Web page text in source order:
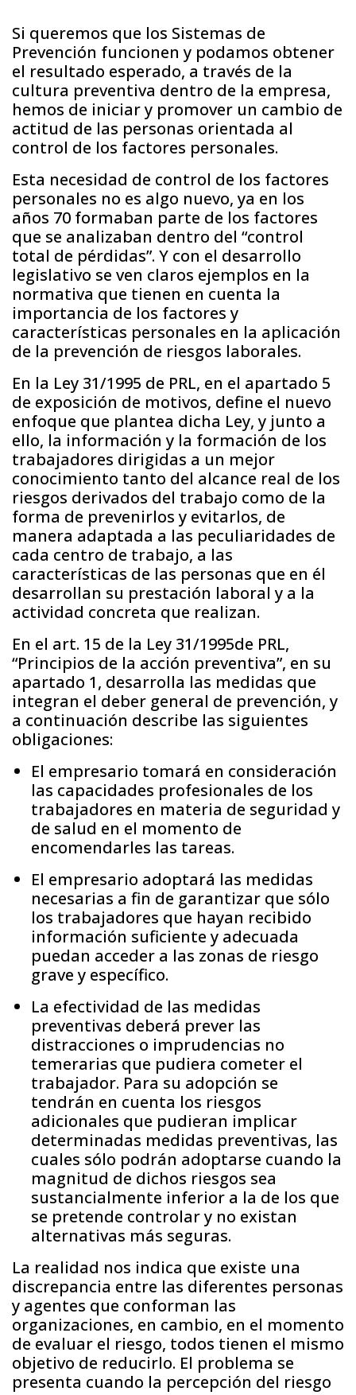
Si queremos que los Sistemas de
Prevención funcionen y podamos obtener
el resultado esperado, a través de la
cultura preventiva dentro de la empresa,
hemos de iniciar y promover un cambio de
actitud de las personas orientada al
control de los factores personales.
Esta necesidad de control de los factores
personales no es algo nuevo, ya en los
años 70 formaban parte de los factores
que se analizaban dentro del “control
total de pérdidas”. Y con el desarrollo
legislativo se ven claros ejemplos en la
normativa que tienen en cuenta la
importancia de los factores y
características personales en la aplicación
de la prevención de riesgos laborales.
En la Ley 31/1995 de PRL, en el apartado 5
de exposición de motivos, define el nuevo
enfoque que plantea dicha Ley, y junto a
ello, la información y la formación de los
trabajadores dirigidas a un mejor
conocimiento tanto del alcance real de los
riesgos derivados del trabajo como de la
forma de prevenirlos y evitarlos, de
manera adaptada a las peculiaridades de
cada centro de trabajo, a las
características de las personas que en él
desarrollan su prestación laboral y a la
actividad concreta que realizan.
En el art. 15 de la Ley 31/1995de PRL,
“Principios de la acción preventiva”, en su
apartado 1, desarrolla las medidas que
integran el deber general de prevención, y
a continuación describe las siguientes
obligaciones:
El empresario tomará en consideración
las capacidades profesionales de los
trabajadores en materia de seguridad y
de salud en el momento de
encomendarles las tareas.
El empresario adoptará las medidas
necesarias a fin de garantizar que sólo
los trabajadores que hayan recibido
información suficiente y adecuada
puedan acceder a las zonas de riesgo
grave y específico.
La efectividad de las medidas
preventivas deberá prever las
distracciones o imprudencias no
temerarias que pudiera cometer el
trabajador. Para su adopción se
tendrán en cuenta los riesgos
adicionales que pudieran implicar
determinadas medidas preventivas, las
cuales sólo podrán adoptarse cuando la
magnitud de dichos riesgos sea
sustancialmente inferior a la de los que
se pretende controlar y no existan
alternativas más seguras.
La realidad nos indica que existe una
discrepancia entre las diferentes personas
y agentes que conforman las
organizaciones, en cambio, en el momento
de evaluar el riesgo, todos tienen el mismo
objetivo de reducirlo. El problema se
presenta cuando la percepción del riesgo